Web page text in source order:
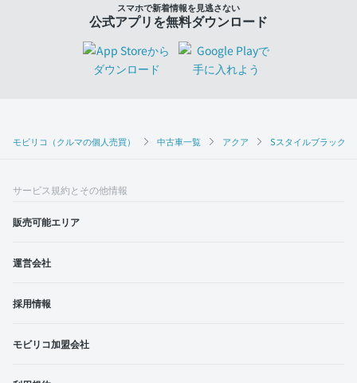
モビリコ（クルマの個人売買） 中古車一覧 アクア Sスタイルブラック
スマホで新着情報を見逃さない
公式アプリを無料ダウンロード
サービス規約とその他情報
販売可能エリア
運営会社
採用情報
モビリコ加盟会社